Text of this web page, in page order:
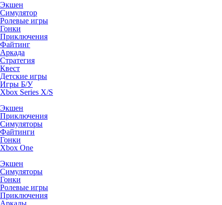
Экшен
Симулятор
Ролевые игры
Гонки
Приключения
Файтинг
Аркада
Стратегия
Квест
Детские игры
Игры Б/У
Xbox Series X/S
Экшен
Приключения
Симуляторы
Файтинги
Гонки
Xbox One
Экшен
Симуляторы
Гонки
Ролевые игры
Приключения
Аркады